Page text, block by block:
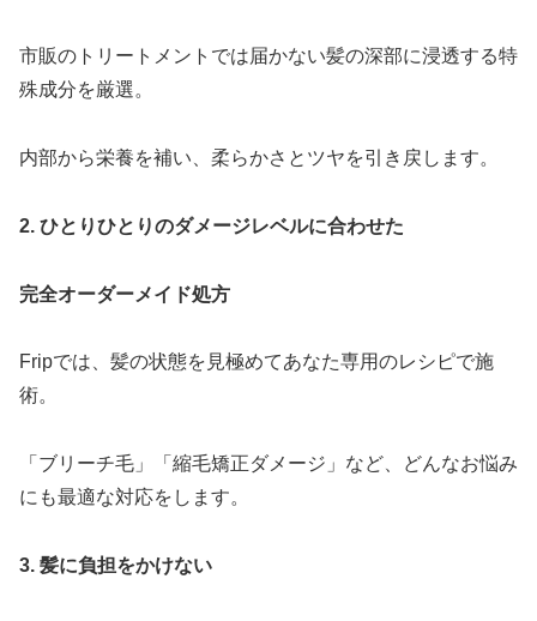
市販のトリートメントでは届かない髪の深部に浸透する特
殊成分を厳選。
内部から栄養を補い、柔らかさとツヤを引き戻します。
2. ひとりひとりのダメージレベルに合わせた
完全オーダーメイド処方
Fripでは、髪の状態を見極めてあなた専用のレシピで施
術。
「ブリーチ毛」「縮毛矯正ダメージ」など、どんなお悩み
にも最適な対応をします。
3. 髪に負担をかけない